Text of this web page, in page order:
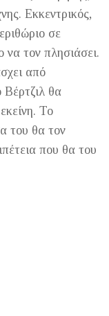
Εκκεντρικός,
σε
να τον πλησιάσει.
από
Βέρτζιλ θα
Το
του θα τον
που θα του